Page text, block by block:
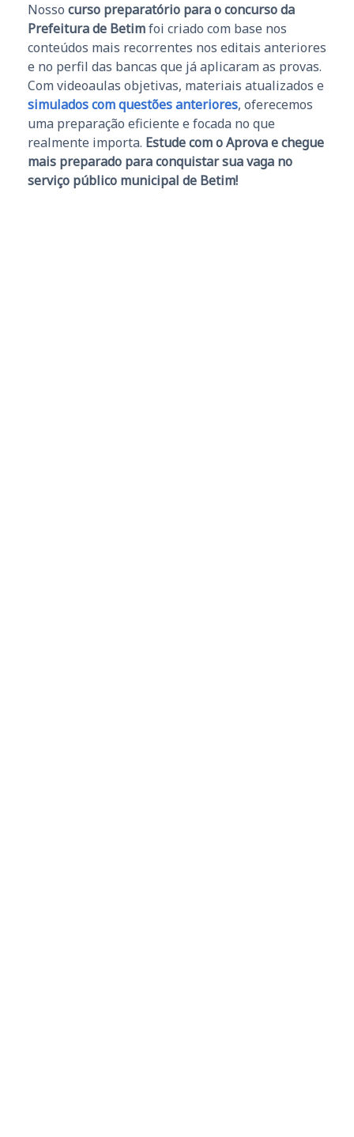
Nosso curso preparatório para o concurso da
Prefeitura de Betimfoi criado com base nos
conteúdos mais recorrentes nos editais anteriores
e no perfil das bancas que já aplicaram as provas.
Com videoaulas objetivas, materiais atualizados e
simulados com questões anteriores, oferecemos
uma preparação eficiente e focada no que
realmente importa. Estude com o Aprova e chegue
mais preparado para conquistar sua vaga no
serviço público municipal de Betim!